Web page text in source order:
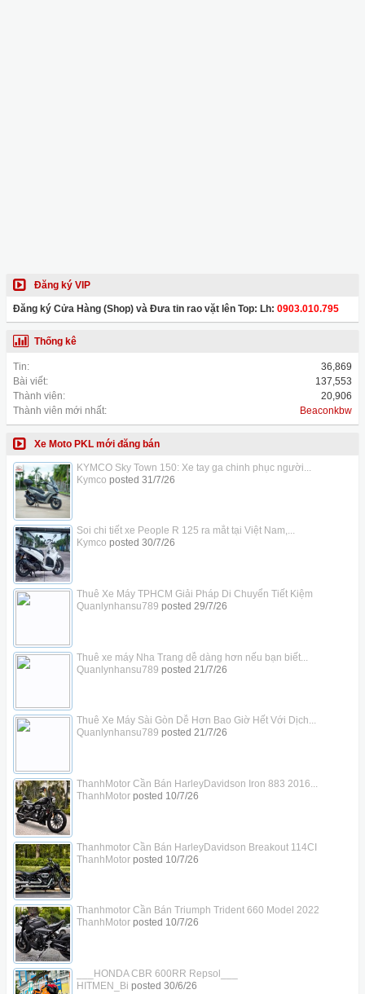
Đăng ký VIP
Đăng ký Cửa Hàng (Shop) và Đưa tin rao vặt lên Top: Lh: 0903.010.795
Thống kê
Tin:
36,869
Bài viết:
137,553
Thành viên:
20,906
Thành viên mới nhất:
Beaconkbw
Xe Moto PKL mới đăng bán
KYMCO Sky Town 150: Xe tay ga chinh phục người...
Kymco posted 31/7/26
Soi chi tiết xe People R 125 ra mắt tại Việt Nam,...
Kymco posted 30/7/26
Thuê Xe Máy TPHCM Giải Pháp Di Chuyển Tiết Kiệm
Quanlynhansu789 posted 29/7/26
Thuê xe máy Nha Trang dễ dàng hơn nếu bạn biết...
Quanlynhansu789 posted 21/7/26
Thuê Xe Máy Sài Gòn Dễ Hơn Bao Giờ Hết Với Dịch...
Quanlynhansu789 posted 21/7/26
ThanhMotor Cần Bán HarleyDavidson Iron 883 2016...
ThanhMotorposted 10/7/26
Thanhmotor Cần Bán HarleyDavidson Breakout 114CI
ThanhMotorposted 10/7/26
Thanhmotor Cần Bán Triumph Trident 660 Model 2022
ThanhMotorposted 10/7/26
___HONDA CBR 600RR Repsol___
HITMEN_Bi posted 30/6/26